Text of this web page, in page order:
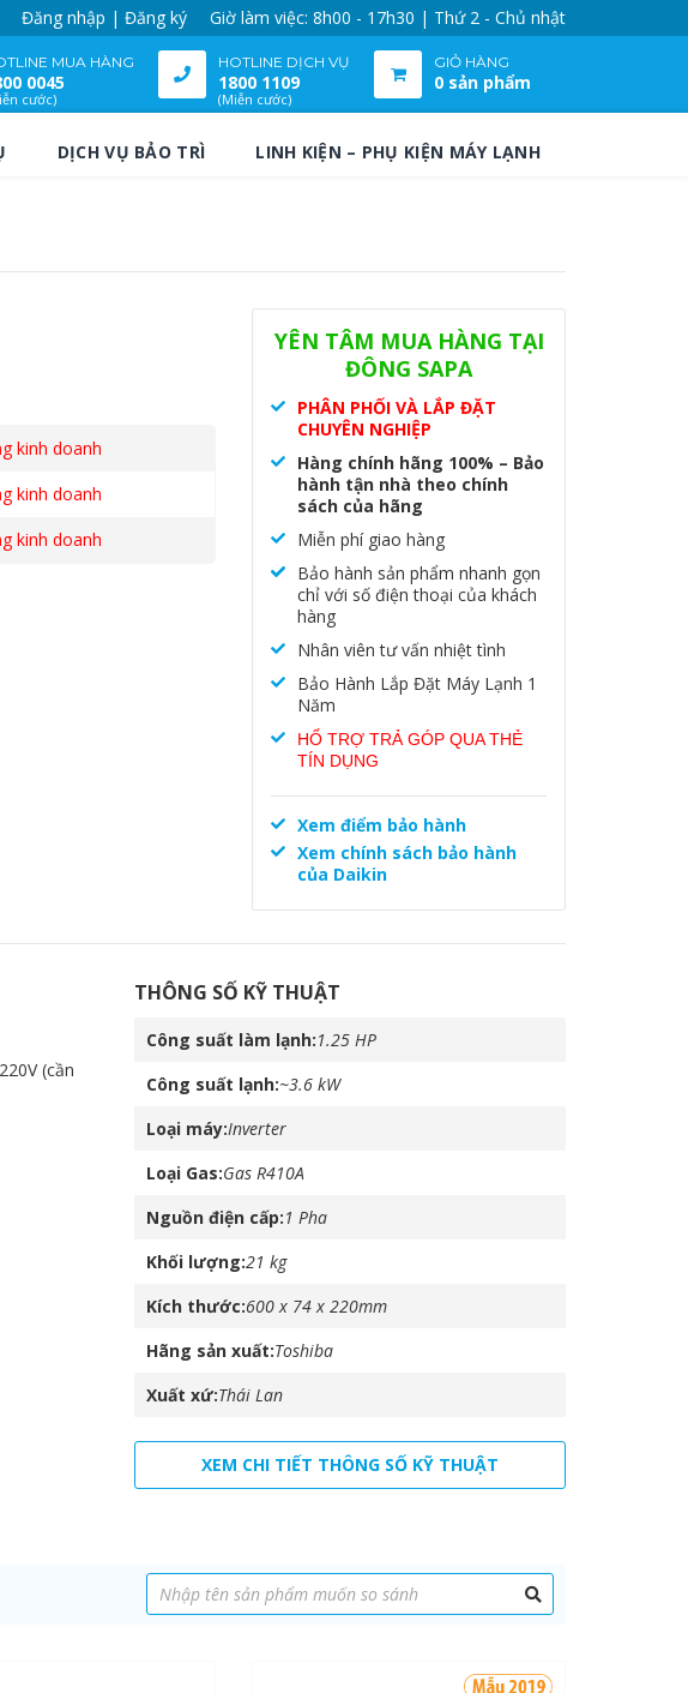
Đăng nhập | Đăng ký Giờ làm việc: 8h00 - 17h30 | Thứ 2 - Chủ nhật
MUA HÀNG
0045
cước)
HOTLINE DỊCH VỤ
1800 1109
(Miễn cước)
GIỎ HÀNG
0 sản phẩm
DỊCH VỤ BẢO TRÌ LINH KIỆN – PHỤ KIỆN MÁY LẠNH
kinh doanh
kinh doanh
kinh doanh
YÊN TÂM MUA HÀNG TẠI
ĐÔNG SAPA
PHÂN PHỐI VÀ LẮP ĐẶT
CHUYÊN NGHIỆP
Hàng chính hãng 100% – Bảo
hành tận nhà theo chính
sách của hãng
Miễn phí giao hàng
Bảo hành sản phẩm nhanh gọn
chỉ với số điện thoại của khách
hàng
Nhân viên tư vấn nhiệt tình
Bảo Hành Lắp Đặt Máy Lạnh 1
Năm
HỔ TRỢ TRẢ GÓP QUA THẺ
TÍN DỤNG
Xem điểm bảo hành
Xem chính sách bảo hành
của Daikin
(cần
THÔNG SỐ KỸ THUẬT
Công suất làm lạnh 1.25 HP
Công suất lạnh ~3.6 kW
Loại máy Inverter
Loại Gas Gas R410A
Nguồn điện cấp 1 Pha
Khối lượng 21 kg
Kích thước 600 x 74 x 220mm
Hãng sản xuất Toshiba
Xuất xứ Thái Lan
XEM CHI TIẾT THÔNG SỐ KỸ THUẬT